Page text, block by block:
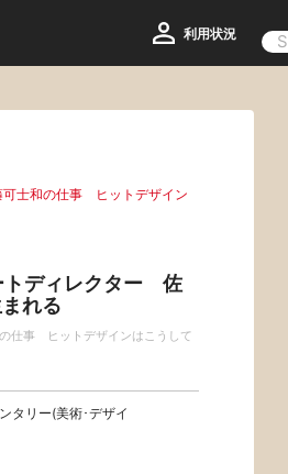
利用状況
士和の仕事 ヒットデザイン
ディレクター 佐
れる
仕事 ヒットデザインはこうして
タリー(美術･デザイ